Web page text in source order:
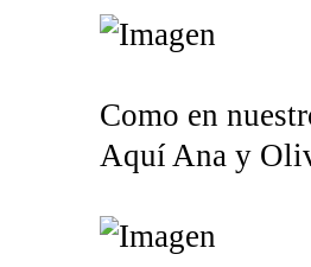
Como en
Aquí Ana y